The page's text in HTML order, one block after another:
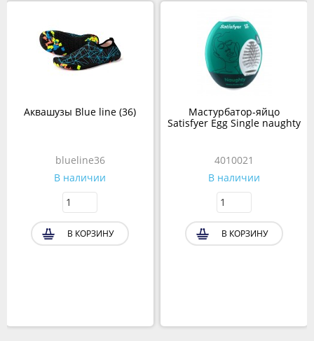
Аквашузы Blue line (36)
blueline36
В наличии
В КОРЗИНУ
Мастурбатор-яйцо
Satisfyer Egg Single naughty
4010021
В наличии
В КОРЗИНУ